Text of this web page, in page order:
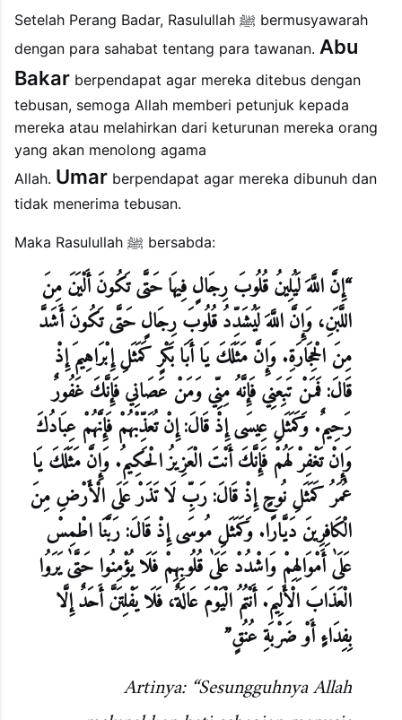
Setelah Perang Badar, Rasulullah ﷺ bermusyawarah
dengan para sahabat tentang para tawanan. Abu
Bakar berpendapat agar mereka ditebus dengan
tebusan, semoga Allah memberi petunjuk kepada
mereka atau melahirkan dari keturunan mereka orang
yang akan menolong agama
Allah. Umar berpendapat agar mereka dibunuh dan
tidak menerima tebusan.
Maka Rasulullah ﷺ bersabda:
“إِنَّ اللَّهَ لَيُلِينُ قُلُوبَ رِجَالٍ فِيهَا حَتَّى تَكُونَ أَلْيَنَ مِنَ
اللَّبَنِ، وَإِنَّ اللَّهَ لَيُشَدِّدُ قُلُوبَ رِجَالٍ حَتَّى تَكُونَ أَشَدَّ
مِنَ الْحِجَارَةِ. وَإِنَّ مَثَلَكَ يَا أَبَا بَكْرٍ كَمَثَلِ إِبْرَاهِيمَ إِذْ
قَالَ: فَمَنْ تَبِعَنِي فَإِنَّهُ مِنِّي وَمَنْ عَصَانِي فَإِنَّكَ غَفُورٌ
رَحِيمٌ. وَكَمَثَلِ عِيسَى إِذْ قَالَ: إِنْ تُعَذِّبْهُمْ فَإِنَّهُمْ عِبَادُكَ
وَإِنْ تَغْفِرْ لَهُمْ فَإِنَّكَ أَنْتَ الْعَزِيزُ الْحَكِيمُ. وَإِنَّ مَثَلَكَ يَا
عُمَرُ كَمَثَلِ نُوحٍ إِذْ قَالَ: رَبِّ لَا تَذَرْ عَلَى الْأَرْضِ مِنَ
الْكَافِرِينَ دَيَّارًا. وَكَمَثَلِ مُوسَى إِذْ قَالَ: رَبَّنَا اطْمِسْ
عَلَىٰ أَمْوَالِهِمْ وَاشْدُدْ عَلَىٰ قُلُوبِهِمْ فَلَا يُؤْمِنُوا حَتَّىٰ يَرَوُا
الْعَذَابَ الْأَلِيمَ. أَنْتُمُ الْيَوْمَ عَالَةٌ، فَلَا يَفْلِتَنَّ أَحَدٌ إِلَّا
بِفِدَاءٍ أَوْ ضَرْبَةِ عُنُقٍ”
Artinya: “Sesungguhnya Allah